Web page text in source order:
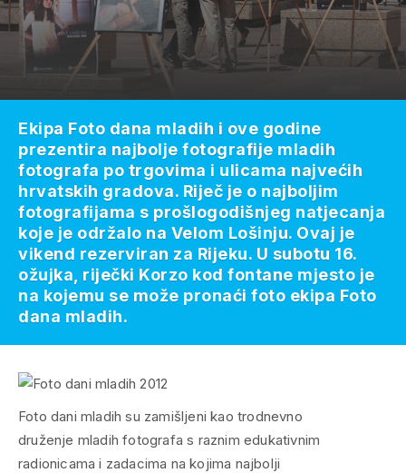
Foto dani mladih su zamišljeni kao trodnevno
druženje mladih fotografa s raznim edukativnim
radionicama i zadacima na kojima najbolji
Ekipa Foto dana mladih i ove godine
prezentira najbolje fotografije mladih
fotografa po trgovima i ulicama najvećih
hrvatskih gradova. Riječ je o najboljim
fotografijama s prošlogodišnjeg natjecanja
koje je održalo na Velom Lošinju. Ovaj je
vikend rezerviran za Rijeku. U subotu 16.
ožujka, riječki Korzo kod fontane mjesto je
na kojemu se može pronaći foto ekipa Foto
dana mladih.